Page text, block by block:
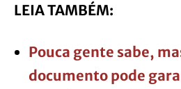
LEIA TAMBÉM:
Pouca gente sabe,
documento pode